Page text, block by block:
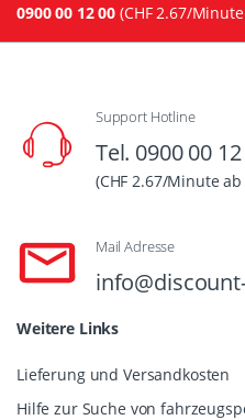
0900 00 12 00 (CHF 2.67/
Support Hotline
Tel. 0900 00
(CHF 2.67/Minute
Mail Adresse
Weitere Links
Lieferung und Versandkosten
Hilfe zur Suche von